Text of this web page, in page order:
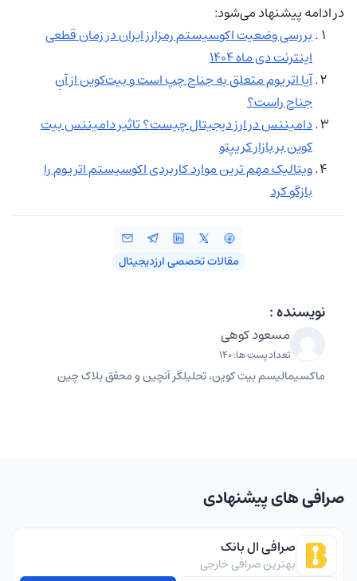
در ادامه پیشنهاد می‌شود:
بررسی وضعیت اکوسیستم رمزارز ایران در زمان قطعی
اینترنت دی ماه 1404
آیا اتریوم متعلق به جناح چپ است و بیت‌کوین از آنِ
جناح راست؟
دامیننس در ارز دیجیتال چیست؟ تاثیر دامیننس بیت
کوین بر بازار کریپتو
ویتالیک مهم ترین موارد کاربردی اکوسیستم اتریوم را
بازگو کرد
مقالات تخصصی ارزدیجیتال
نویسنده :
مسعود کوهی
تعداد پست ها: 140
ماکسیمالیسم بیت کوین، تحلیلگر آنچین و محقق بلاک چین
صرافی های پیشنهادی
صرافی ال بانک
بهترین صرافی خارجی